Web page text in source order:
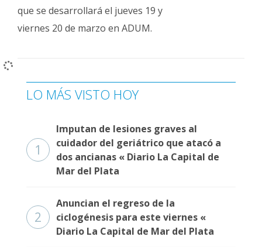
que se desarrollará el jueves 19 y
viernes 20 de marzo en ADUM.
LO MÁS VISTO HOY
1
Imputan de lesiones graves al
cuidador del geriátrico que atacó a
dos ancianas « Diario La Capital de
Mar del Plata
2
Anuncian el regreso de la
ciclogénesis para este viernes «
Diario La Capital de Mar del Plata